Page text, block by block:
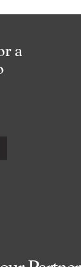
a